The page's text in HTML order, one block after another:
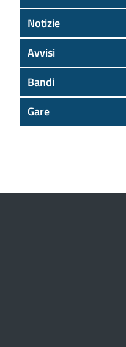
Notizie
Avvisi
Bandi
Gare